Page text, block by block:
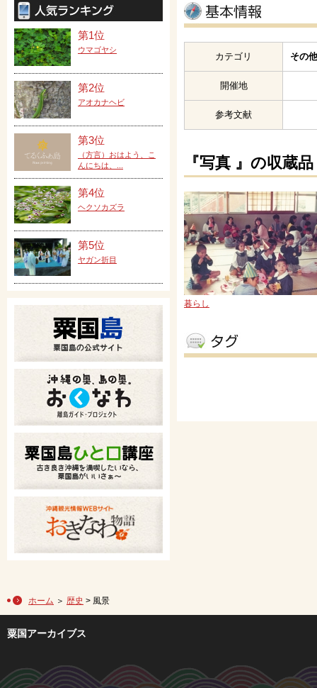
カテゴリ その
開催地
参考文献
『写真 』の収蔵品
暮らし
第1位
ウマゴヤシ
第2位
アオカナヘビ
第3位
（方言）おはよう、こ
んにちは、...
第4位
ヘクソカズラ
第5位
ヤガン折目
ホーム ＞ 歴史 > 風景
粟国アーカイブス